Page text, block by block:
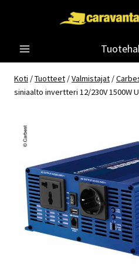
Koti /Tuotteet /Valmistajat /
siniaalto invertteri 12/230V 1500W